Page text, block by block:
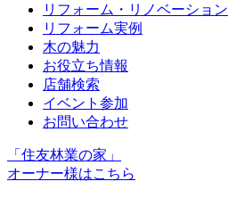
リフォーム・リノベーション
リフォーム実例
木の魅力
お役立ち情報
店舗検索
イベント参加
お問い合わせ
「住友林業の家」
オーナー様はこちら